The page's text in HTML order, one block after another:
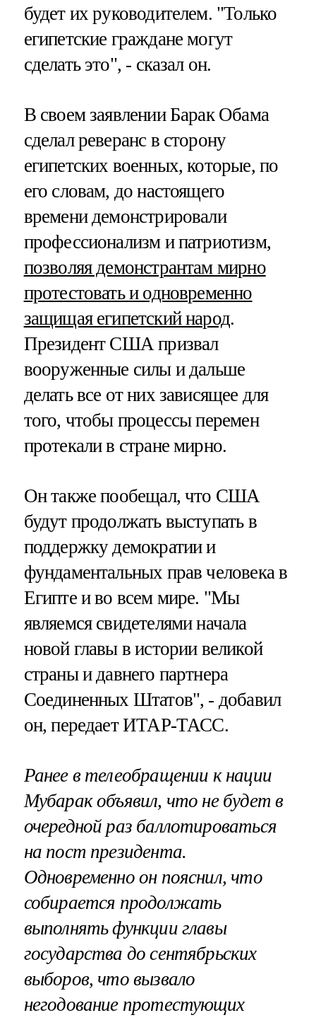
будет их руководителем. "Только
египетские граждане могут
сделать это", - сказал он.
В своем заявлении Барак Обама
сделал реверанс в сторону
египетских военных, которые, по
его словам, до настоящего
времени демонстрировали
профессионализм и патриотизм,
позволяя демонстрантам мирно
протестовать и одновременно
защищая египетский народ.
Президент США призвал
вооруженные силы и дальше
делать все от них зависящее для
того, чтобы процессы перемен
протекали в стране мирно.
Он также пообещал, что США
будут продолжать выступать в
поддержку демократии и
фундаментальных прав человека в
Египте и во всем мире. "Мы
являемся свидетелями начала
новой главы в истории великой
страны и давнего партнера
Соединенных Штатов", - добавил
он, передает ИТАР-ТАСС.
Ранее в телеобращении к нации
Мубарак объявил, что не будет в
очередной раз баллотироваться
на пост президента.
Одновременно он пояснил, что
собирается продолжать
выполнять функции главы
государства до сентябрьских
выборов, что вызвало
негодование протестующих